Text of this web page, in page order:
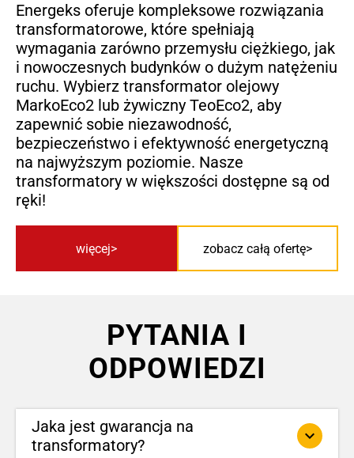
Energeks oferuje kompleksowe rozwiązania
transformatorowe, które spełniają
wymagania zarówno przemysłu ciężkiego, jak
i nowoczesnych budynków o dużym natężeniu
ruchu. Wybierz transformator olejowy
MarkoEco2 lub żywiczny TeoEco2, aby
zapewnić sobie niezawodność,
bezpieczeństwo i efektywność energetyczną
na najwyższym poziomie. Nasze
transformatory w większości dostępne są od
ręki!
więcej zobacz całą ofertę
PYTANIA I
ODPOWIEDZI
Jaka jest gwarancja na
transformatory?
keyboard_arrow_down